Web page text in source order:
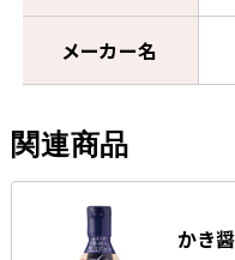
メーカー名
関連商品
かき